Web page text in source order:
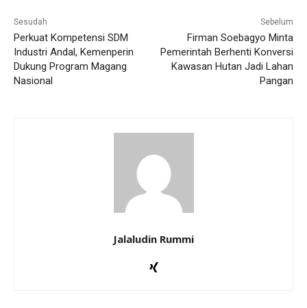
Sesudah
Perkuat Kompetensi SDM
Industri Andal, Kemenperin
Dukung Program Magang
Nasional
Sebelum
Firman Soebagyo Minta
Pemerintah Berhenti Konversi
Kawasan Hutan Jadi Lahan
Pangan
Jalaludin Rummi